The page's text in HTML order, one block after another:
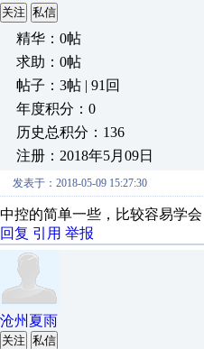
关注 私信
精华：0帖
求助：0帖
帖子：3帖 | 91回
年度积分：0
历史总积分：136
注册：2018年5月09日
发表于：2018-05-09 15:27:30
中控的简单一些，比较容易学会
回复 引用 举报
沧州夏雨
关注 私信